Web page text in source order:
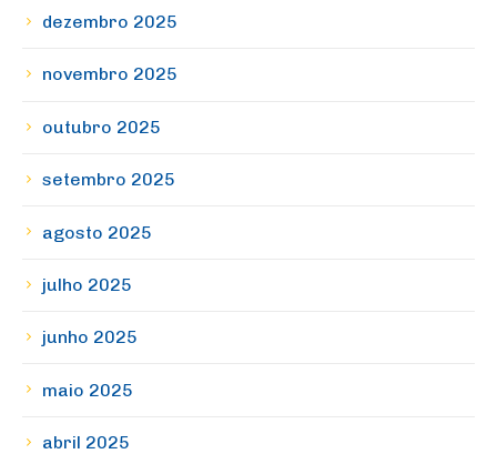
dezembro 2025
novembro 2025
outubro 2025
setembro 2025
agosto 2025
julho 2025
junho 2025
maio 2025
abril 2025